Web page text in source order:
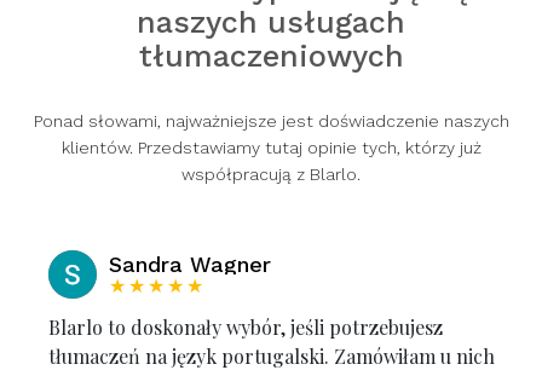
naszych usługach
tłumaczeniowych
Ponad słowami, najważniejsze jest doświadczenie naszych
klientów. Przedstawiamy tutaj opinie tych, którzy już
współpracują z Blarlo.
Sandra Wagner
★★★★★
Blarlo to doskonały wybór, jeśli potrzebujesz
tłumaczeń na język portugalski. Zamówiłam u nich